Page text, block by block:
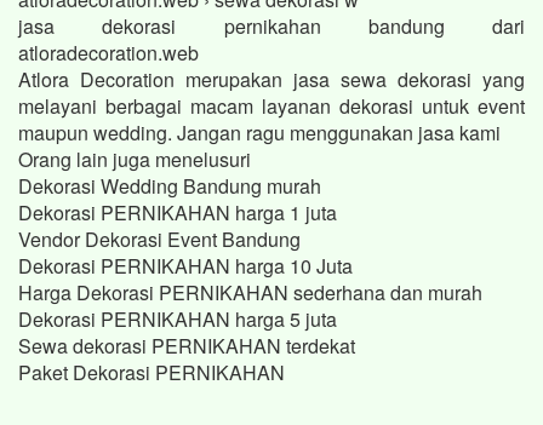
jasa dekorasi pernikahan bandung dari
atloradecoration.web
Atlora Decoration merupakan jasa sewa dekorasi yang
melayani berbagai macam layanan dekorasi untuk event
maupun wedding. Jangan ragu menggunakan jasa kami
Orang lain juga menelusuri
Dekorasi Wedding Bandung murah
Dekorasi PERNIKAHAN harga 1 juta
Vendor Dekorasi Event Bandung
Dekorasi PERNIKAHAN harga 10 Juta
Harga Dekorasi PERNIKAHAN sederhana dan murah
Dekorasi PERNIKAHAN harga 5 juta
Sewa dekorasi PERNIKAHAN terdekat
Paket Dekorasi PERNIKAHAN